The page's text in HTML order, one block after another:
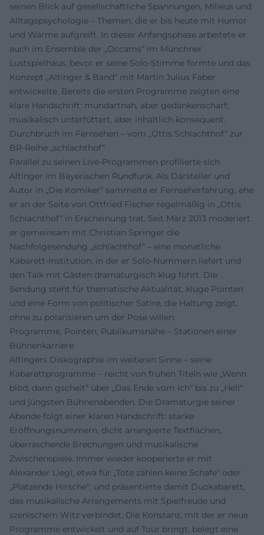
seinen Blick auf gesellschaftliche Spannungen, Milieus und
Alltagspsychologie – Themen, die er bis heute mit Humor
und Wärme aufgreift. In dieser Anfangsphase arbeitete er
auch im Ensemble der „Occams“ im Münchner
Lustspielhaus, bevor er seine Solo-Stimme formte und das
Konzept „Altinger & Band“ mit Martin Julius Faber
entwickelte. Bereits die ersten Programme zeigten eine
klare Handschrift: mundartnah, aber gedankenscharf;
musikalisch unterfüttert, aber inhaltlich konsequent.
Durchbruch im Fernsehen – vom „Ottis Schlachthof“ zur
BR-Reihe „schlachthof“
Parallel zu seinen Live-Programmen profilierte sich
Altinger im Bayerischen Rundfunk. Als Darsteller und
Autor in „Die Komiker“ sammelte er Fernseherfahrung, ehe
er an der Seite von Ottfried Fischer regelmäßig in „Ottis
Schlachthof“ in Erscheinung trat. Seit März 2013 moderiert
er gemeinsam mit Christian Springer die
Nachfolgesendung „schlachthof“ – eine monatliche
Kabarett-Institution, in der er Solo-Nummern liefert und
den Talk mit Gästen dramaturgisch klug führt. Die
Sendung steht für thematische Aktualität, kluge Pointen
und eine Form von politischer Satire, die Haltung zeigt,
ohne zu polarisieren um der Pose willen.
Programme, Pointen, Publikumsnähe – Stationen einer
Bühnenkarriere
Altingers Diskographie im weiteren Sinne – seine
Kabarettprogramme – reicht von frühen Titeln wie „Wenn
blöd, dann gscheit“ über „Das Ende vom Ich“ bis zu „Hell“
und jüngsten Bühnenabenden. Die Dramaturgie seiner
Abende folgt einer klaren Handschrift: starke
Eröffnungsnummern, dicht arrangierte Textflächen,
überraschende Brechungen und musikalische
Zwischenspiele. Immer wieder kooperierte er mit
Alexander Liegl, etwa für „Tote zählen keine Schafe“ oder
„Platzende Hirsche“, und präsentierte damit Duokabarett,
das musikalische Arrangements mit Spielfreude und
szenischem Witz verbindet. Die Konstanz, mit der er neue
Programme entwickelt und auf Tour bringt, belegt eine